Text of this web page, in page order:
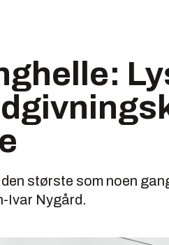
største som noen
Ivar Nygård.